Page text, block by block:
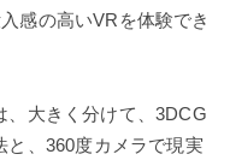
感の高いVRを体験でき
、大きく分けて、3DCG
と、360度カメラで現実